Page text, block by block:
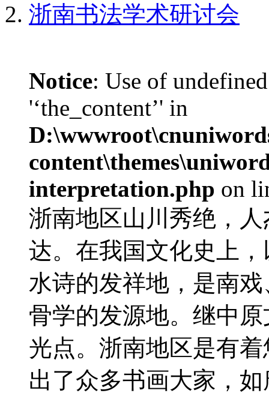
浙南书法学术研讨会
Notice: Use of
'‘the_content’' in
interpretation.php on
浙南地区山川秀绝，
达。在我国文化史上
水诗的发祥地，是南
骨学的发源地。继中
光点。浙南地区是有
出了众多书画大家，